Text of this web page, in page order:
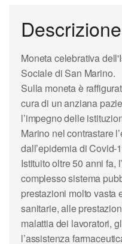
Descrizione
Moneta celebrativa
Sociale di San Marino.
Sulla moneta è
cura di un anziana
l’impegno delle
Marino nel contrastare
dall’epidemia di Covid-
Istituito oltre 50 anni fa,
complesso sistema
prestazioni molto vasta
sanitarie, alle
malattia dei lavoratori,
l’assistenza